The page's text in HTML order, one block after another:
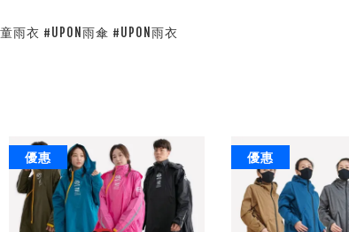
衣 #UPON雨傘 #UPON雨衣
優惠 優惠